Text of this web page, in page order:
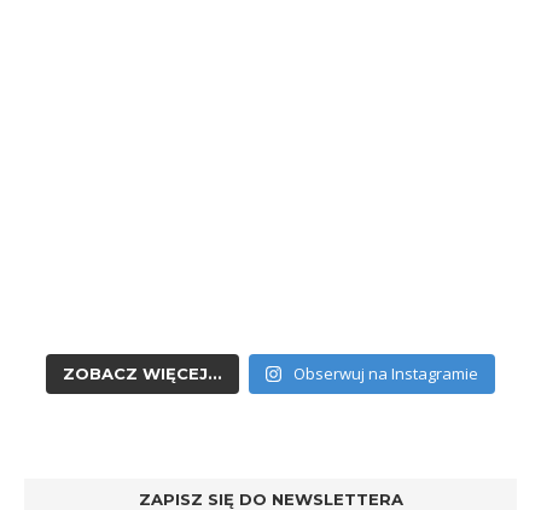
ZOBACZ WIĘCEJ... Obserwuj na Instagramie
ZAPISZ SIĘ DO NEWSLETTERA